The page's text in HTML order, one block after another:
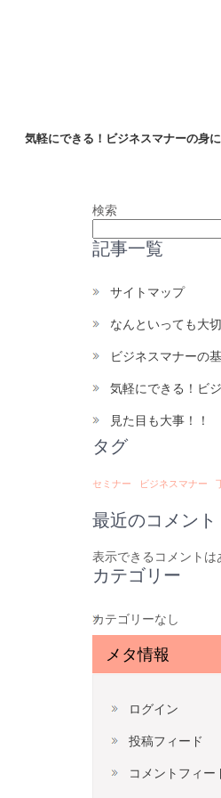
気軽にできる！ビジネスマナーの身
検索
記事一覧
サイトマップ
なんといっても大
ビジネスマナーの
気軽にできる！ビ
見た目も大事！！
タグ
セミナー ビジネスマナー
最近のコメント
表示できるコメントは
カテゴリー
カテゴリーなし
メタ情報
ログイン
投稿フィード
コメントフィー